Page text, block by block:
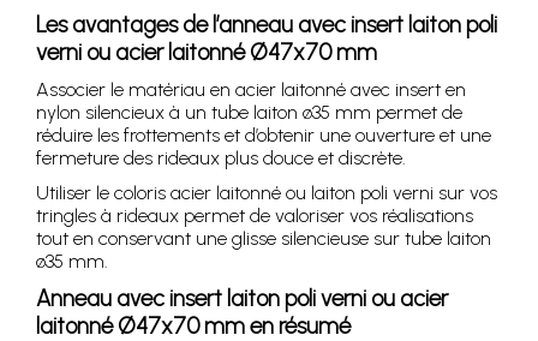
Les avantages de l’anneau avec insert laiton poli
verni ou acier laitonné Ø47x70 mm
Associer le matériau en acier laitonné avec insert en
nylon silencieux à un tube laiton ø35 mm permet de
réduire les frottements et d’obtenir une ouverture et une
fermeture des rideaux plus douce et discrète.
Utiliser le coloris acier laitonné ou laiton poli verni sur vos
tringles à rideaux permet de valoriser vos réalisations
tout en conservant une glisse silencieuse sur tube laiton
ø35 mm.
Anneau avec insert laiton poli verni ou acier
laitonné Ø47x70 mm en résumé